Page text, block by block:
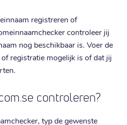
registreren of
controleer jij
nog beschikbaar is. Voer de
registratie mogelijk is of dat jij
controleren?
typ de gewenste